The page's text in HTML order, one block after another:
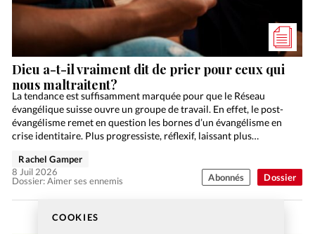
COOKIES
Dossier
Dieu a-t-il vraiment dit de prier pour ceux qui
nous maltraitent?
La tendance est suffisamment marquée pour que le Réseau
évangélique suisse ouvre un groupe de travail. En effet, le post-
évangélisme remet en question les bornes d’un évangélisme en
crise identitaire. Plus progressiste, réflexif, laissant plus…
Dossier: Aimer ses ennemis
Rachel Gamper
8 Juil 2026
Abonnés